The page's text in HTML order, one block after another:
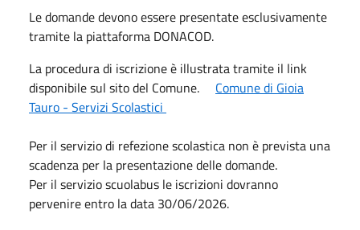
Le domande devono essere presentate esclusivamente
tramite la piattaforma DONACOD.
La procedura di iscrizione è illustrata tramite il link
disponibile sul sito del Comune. Comune di Gioia
Tauro - Servizi Scolastici
Per il servizio di refezione scolastica non è prevista una
scadenza per la presentazione delle domande.
Per il servizio scuolabus le iscrizioni dovranno
pervenire entro la data 30/06/2026.